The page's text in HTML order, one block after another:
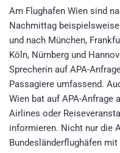
Am Flughafen Wien sind
Nachmittag
und nach München,
Köln, Nürnberg und
Sprecherin auf APA-
Passagiere umfassend.
Wien bat auf APA-Anfrage
Airlines oder
informieren. Nicht nur die
Bundesländerflughäfen